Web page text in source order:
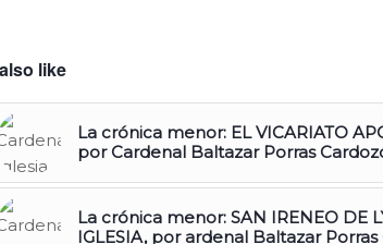
like
La crónica menor: EL VICARIATO
por Cardenal Baltazar Porras
La crónica menor: SAN IRENEO DE
IGLESIA, por ardenal Baltazar